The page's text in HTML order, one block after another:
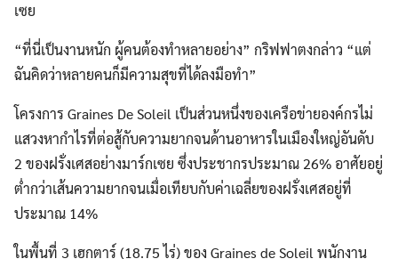
เซย
“ที่นี่เป็นงานหนัก ผู้คนต้องทำหลายอย่าง” กริฟฟาตงกล่าว “แต่
ฉันคิดว่าหลายคนก็มีความสุขที่ได้ลงมือทำ”
โครงการ Graines De Soleil เป็นส่วนหนึ่งของเครือข่ายองค์กรไม่
แสวงหากำไรที่ต่อสู้กับความยากจนด้านอาหารในเมืองใหญ่อันดับ
2 ของฝรั่งเศสอย่างมาร์กเซย ซึ่งประชากรประมาณ 26% อาศัยอยู่
ต่ำกว่าเส้นความยากจนเมื่อเทียบกับค่าเฉลี่ยของฝรั่งเศสอยู่ที่
ประมาณ 14%
ในพื้นที่ 3 เฮกตาร์ (18.75 ไร่) ของ Graines de Soleil พนักงาน